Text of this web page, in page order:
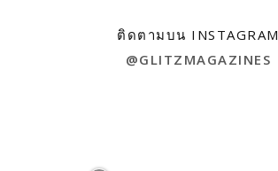
ติดตามบน INSTAGRAM
@GLITZMAGAZINES